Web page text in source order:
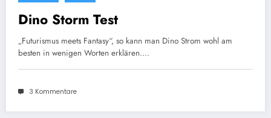
Dino Storm Test
„Futurismus meets Fantasy“, so kann man Dino Strom wohl am
besten in wenigen Worten erklären.…
3 Kommentare